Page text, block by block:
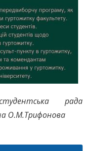
рада
О.М.Трифонова